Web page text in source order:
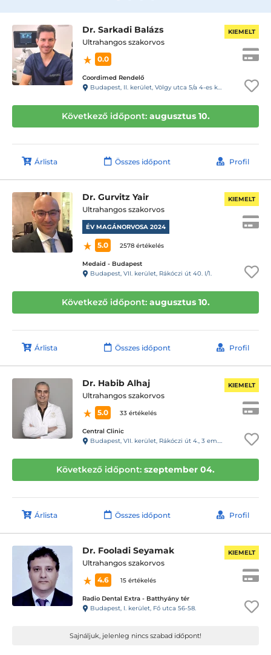
Dr. Sarkadi Balázs
Ultrahangos szakorvos
0.0
Coordimed Rendelő
Budapest, II. kerület, Völgy utca 5/a 4-es kapucsengő második épület.
KIEMELT
Következő időpont: augusztus 10.
Árlista Összes időpont Profil
Dr. Gurvitz Yair
Ultrahangos szakorvos
ÉV MAGÁNORVOSA 2024
5.0 2578 értékelés
Medaid - Budapest
Budapest, VII. kerület, Rákóczi út 40. I/1.
KIEMELT
Következő időpont: augusztus 10.
Árlista Összes időpont Profil
Dr. Habib Alhaj
Ultrahangos szakorvos
5.0
33 értékelés
Central Clinic
Budapest, VII. kerület, Rákóczi út 4., 3 em. , 1 a.
KIEMELT
Következő időpont: szeptember 04.
Árlista Összes időpont Profil
Dr. Fooladi Seyamak
Ultrahangos szakorvos
4.6
15 értékelés
Radio Dental Extra - Batthyány tér
Budapest, I. kerület, Fő utca 56-58.
KIEMELT
Sajnáljuk, jelenleg nincs szabad időpont!